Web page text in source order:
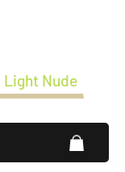
Light Nude